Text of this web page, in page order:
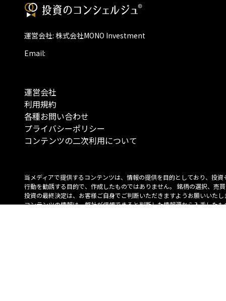
運営会社: 株式会社MONO Investment
Email:
運営会社
利用規約
各種お問い合わせ
プライバシーポリシー
コンテンツの二次利用について
当メディアで提供するコンテンツは、情報の提供を目的としており、投資
行動を勧誘する目的で、作成したものではありません。 銘柄の選択、売
投資の最終決定は、お客様ご自身でご判断いただきますようお願いいたし
コンテンツの情報は、弊社が信頼できると判断した情報源から入手したも